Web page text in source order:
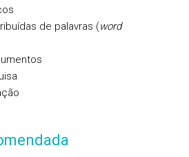
de palavras (word